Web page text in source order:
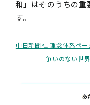
和」はそのうちの重
す。
中日新聞社 理念体系ペー
争いのない世